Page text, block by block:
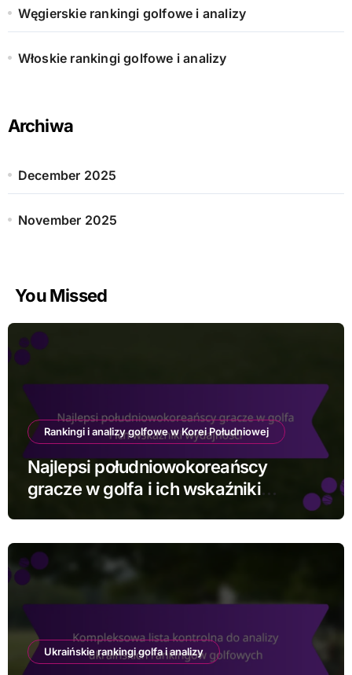
Węgierskie rankingi golfowe i analizy
Włoskie rankingi golfowe i analizy
Archiwa
December 2025
November 2025
You Missed
Rankingi i analizy golfowe w Korei Południowej
Najlepsi południowokoreańscy
gracze w golfa i ich wskaźniki
Ukraińskie rankingi golfa i analizy